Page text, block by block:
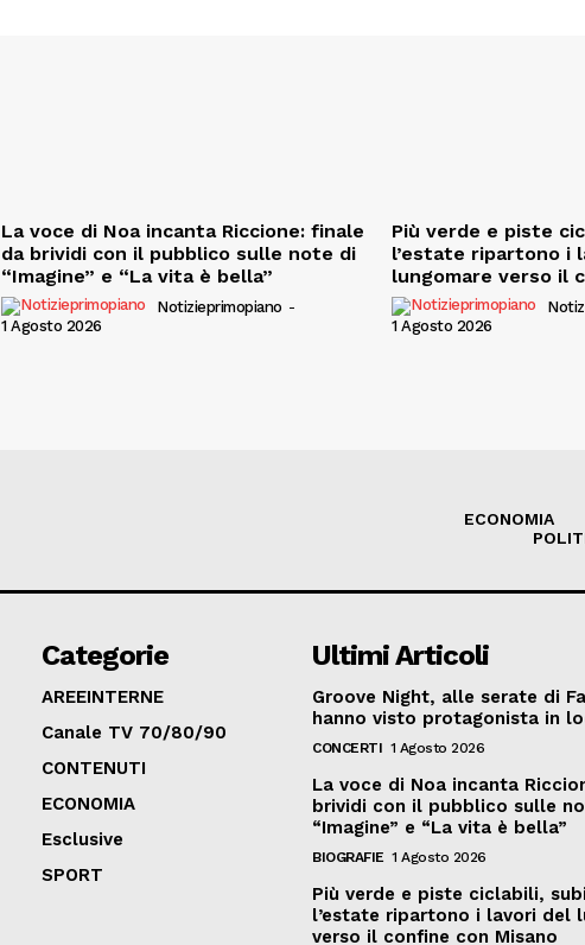
La voce di Noa incanta Riccione: finale
da brividi con il pubblico sulle note di
“Imagine” e “La vita è bella”
Notizieprimopiano -
1 Agosto 2026
Più verde e piste
l’estate ripartono i
lungomare verso il
1 Agosto 2026
ECONOMIA
Categorie
AREEINTERNE
Canale TV 70/80/90
CONTENUTI
ECONOMIA
Esclusive
SPORT
Ultimi Articoli
Groove Night, alle serate di
hanno visto protagonista in
CONCERTI 1 Agosto 2026
La voce di Noa incanta
brividi con il pubblico sulle
“Imagine” e “La vita è bella”
BIOGRAFIE 1 Agosto 2026
Più verde e piste ciclabili,
l’estate ripartono i lavori del
verso il confine con Misano